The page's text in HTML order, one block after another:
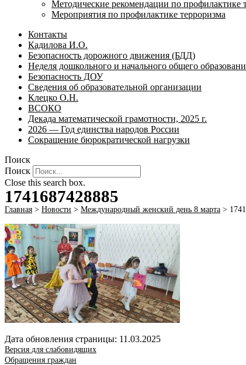
Методические рекомендации по профилактике
Мероприятия по профилактике терроризма
Контакты
Кадилова И.О.
Безопасность дорожного движения (БДД)
Неделя дошкольного и начального общего
Безопасность ДОУ
Сведения об образовательной организации
Клецко О.Н.
ВСОКО
Декада математической грамотности, 2025 г.
2026 — Год единства народов России
Сокращение бюрократической нагрузки
Поиск
Поиск
Close this search box.
1741687428885
Главная > Новости > Международный женский день 8 марта >
Дата обновления страницы: 11.03.2025
Версия для слабовидящих
Обращения граждан